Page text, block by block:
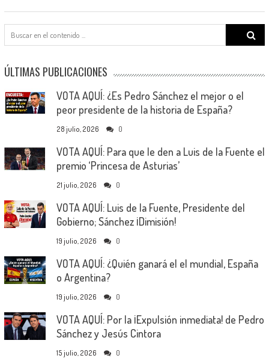
Search
for:
ÚLTIMAS PUBLICACIONES
VOTA AQUÍ: ¿Es Pedro Sánchez el mejor o el
peor presidente de la historia de España?
28 julio, 2026 0
VOTA AQUÍ: Para que le den a Luis de la Fuente el
premio ‘Princesa de Asturias’
21 julio, 2026 0
VOTA AQUÍ: Luis de la Fuente, Presidente del
Gobierno; Sánchez ¡Dimisión!
19 julio, 2026 0
VOTA AQUÍ: ¿Quién ganará el el mundial, España
o Argentina?
19 julio, 2026 0
VOTA AQUÍ: Por la ¡Expulsión inmediata! de Pedro
Sánchez y Jesús Cintora
15 julio, 2026 0